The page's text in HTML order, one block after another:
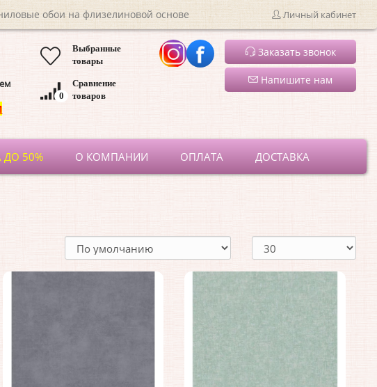
обои на флизелиновой основе Личный кабинет
Выбранные
товары
Сравнение
товаров
0
Заказать звонок
Напишите нам
50% О КОМПАНИИ ОПЛАТА ДОСТАВКА